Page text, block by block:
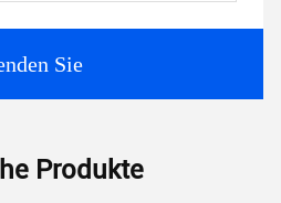
Sie
Produkte